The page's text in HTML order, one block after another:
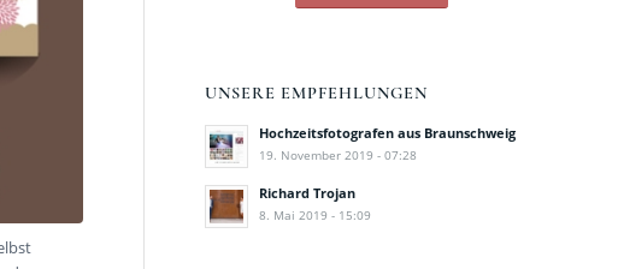
UNSERE EMPFEHLUNGEN
Hochzeitsfotografen aus Braunschweig
19. November 2019 - 07:28
Richard Trojan
8. Mai 2019 - 15:09